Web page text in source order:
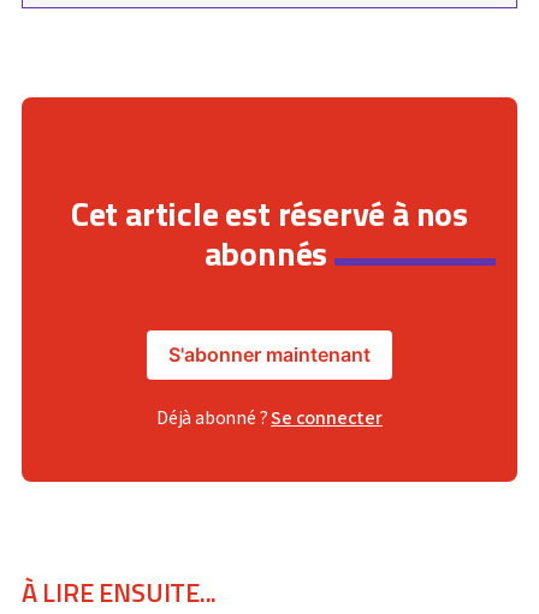
Cet article est réservé à nos
abonnés
S'abonner maintenant
Déjà abonné ?Se connecter
À LIRE ENSUITE...